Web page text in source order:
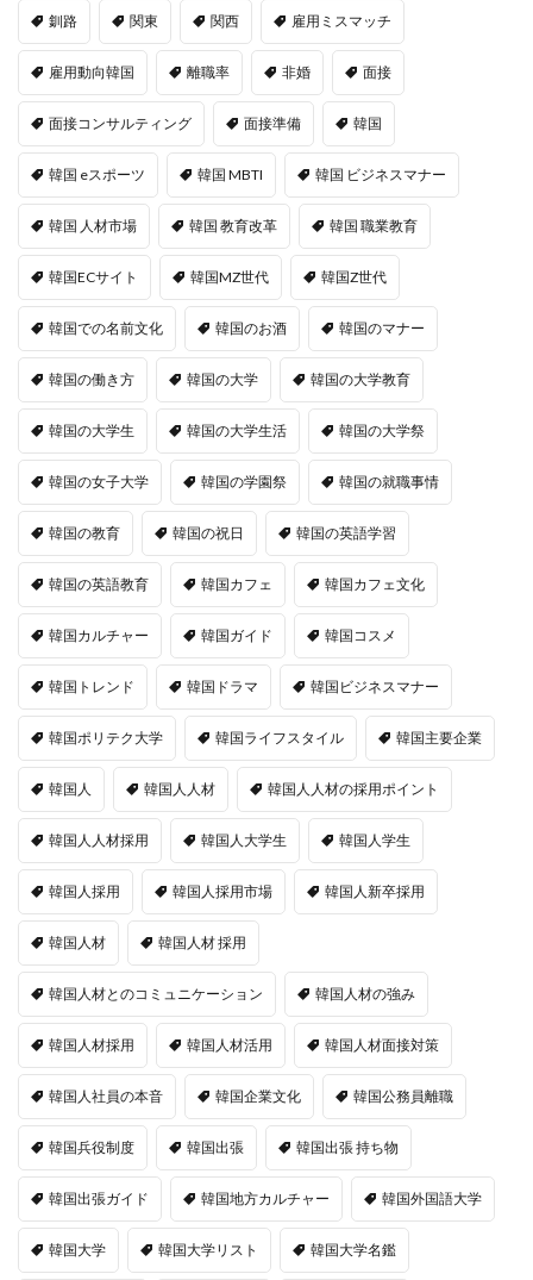
釧路 関東 関西 雇用ミスマッチ
雇用動向韓国 離職率 非婚 面接
面接コンサルティング 面接準備 韓国
韓国 eスポーツ 韓国 MBTI 韓国 ビジネスマナー
韓国 人材市場 韓国 教育改革 韓国 職業教育
韓国ECサイト 韓国MZ世代 韓国Z世代
韓国での名前文化 韓国のお酒 韓国のマナー
韓国の働き方 韓国の大学 韓国の大学教育
韓国の大学生 韓国の大学生活 韓国の大学祭
韓国の女子大学 韓国の学園祭 韓国の就職事情
韓国の教育 韓国の祝日 韓国の英語学習
韓国の英語教育 韓国カフェ 韓国カフェ文化
韓国カルチャー 韓国ガイド 韓国コスメ
韓国トレンド 韓国ドラマ 韓国ビジネスマナー
韓国ポリテク大学 韓国ライフスタイル 韓国主要企業
韓国人 韓国人人材 韓国人人材の採用ポイント
韓国人人材採用 韓国人大学生 韓国人学生
韓国人採用 韓国人採用市場 韓国人新卒採用
韓国人材 韓国人材 採用
韓国人材とのコミュニケーション 韓国人材の強み
韓国人材採用 韓国人材活用 韓国人材面接対策
韓国人社員の本音 韓国企業文化 韓国公務員離職
韓国兵役制度 韓国出張 韓国出張 持ち物
韓国出張ガイド 韓国地方カルチャー 韓国外国語大学
韓国大学 韓国大学リスト 韓国大学名鑑